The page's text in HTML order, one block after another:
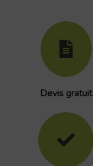
Devis gratuit